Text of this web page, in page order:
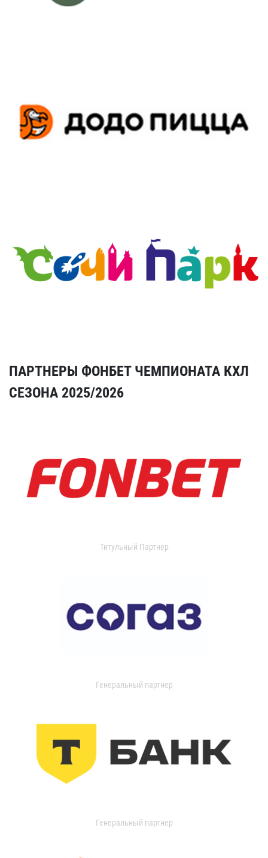
ПАРТНЕРЫ ФОНБЕТ ЧЕМПИОНАТА КХЛ
СЕЗОНА 2025/2026
Титульный Партнер
Генеральный партнер
Генеральный партнер